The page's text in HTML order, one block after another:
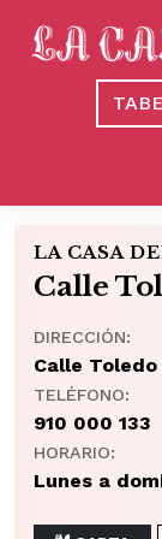
LA CASA
Calle
DIRECCIÓN:
Calle Toledo
TELÉFONO:
910 000 133
HORARIO:
Lunes a